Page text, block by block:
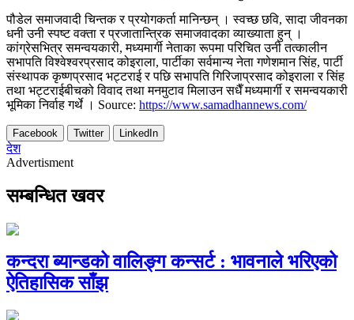
पौडेल समाजवादी चिन्तक र प्रयोगकर्ता मानिन्छन् । स्वच्छ छवि, सादा जीवनका
धनी उनी स्पष्ट वक्ता र प्रजातान्त्रिक समाजवादका व्याख्याता हुन् ।
कांग्रेसभित्र समन्वयकारी, मध्यमार्गी नेताका रूपमा परिचित उनी तत्कालीन
सभापति विश्वेश्वरप्रसाद कोइराला, पार्टीका सर्वमान्य नेता गणेशमान सिंह, पार्टी
संस्थापक कृष्णप्रसाद भट्टराई र पछि सभापति गिरिजाप्रसाद कोइराला र सिंह
तथा भट्टराईबीचको विवाद तथा मनमुटाव मिलाउन सधैँ मध्यमार्गी र समन्वयकारी
भूमिका निर्वाह गर्थे । Source: https://www.samadhannews.com/
Facebook Twitter LinkedIn
देश
Advertisment
सम्बन्धित खवर
कन्दरा ब्यान्डको वालिङ्ग कन्सर्ट : भावनाले भरिएको
ऐतिहासिक साँझ